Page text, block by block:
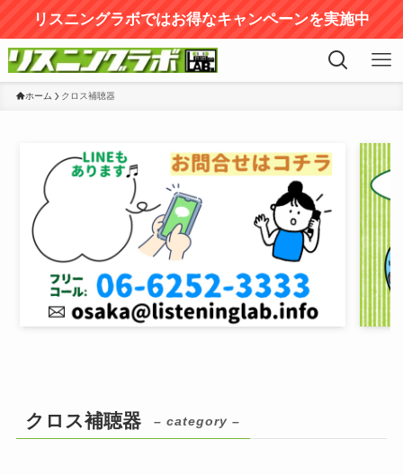
リスニングラボではお得なキャンペーンを実施中
ホーム クロス補聴器
クロス補聴器 – category –